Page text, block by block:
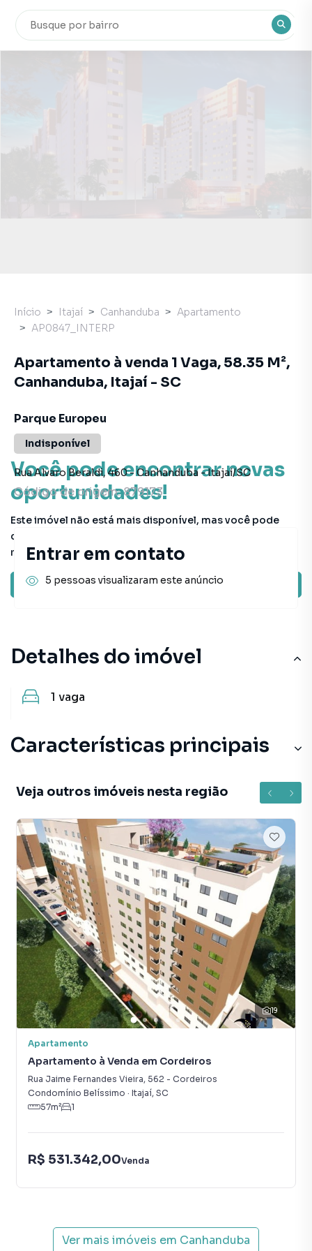
Você pode encontrar novas
oportunidades!
Este imóvel não está mais disponível, mas você pode
conferir outros em nosso site ou deixar seu contato para
receber mais informações.
Ver sugestões
Detalhes do imóvel
1 vaga
Características principais
Veja outros imóveis nesta região
19
Apartamento
Apartamento à Venda em Cordeiros
Rua Jaime Fernandes Vieira, 562 - Cordeiros
Condomínio Belíssimo · Itajaí, SC
57m² 1
R$ 531.342,00Venda
Ver mais imóveis em Canhanduba
Início Itajaí Canhanduba
Apartamento
AP0847_INTERP
Apartamento à venda 1 Vaga, 58.35 M²,
Canhanduba, Itajaí - SC
Parque Europeu
Indisponível
Rua Alvaro Beraldi, 460-Canhanduba-Itajaí/SC
Código de origem:879173
Entrar em contato
5 pessoas visualizaram este anúncio